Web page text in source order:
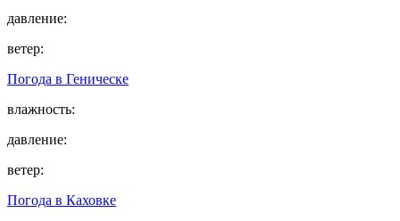
давление:
ветер:
Погода в Геническе
влажность:
давление:
ветер:
Погода в Каховке